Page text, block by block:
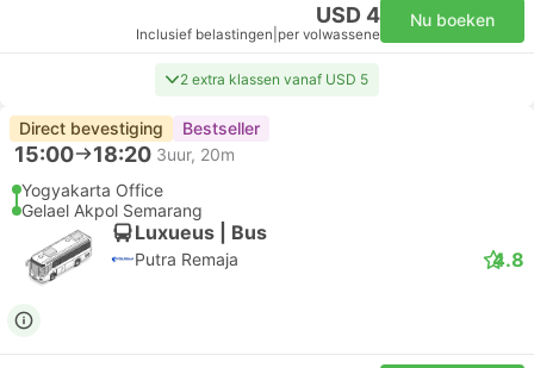
USD 4
Inclusief belastingen per volwassene
Nu boeken
2 extra klassen vanaf USD 5
Direct bevestiging Bestseller
15:00 18:20 3uur, 20m
Yogyakarta Office
Gelael Akpol Semarang
Luxueus | Bus
Putra Remaja 4.8